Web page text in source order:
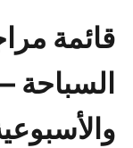
قائمة
السباحة